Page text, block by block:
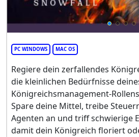
PC WINDOWS MAC OS
Regiere dein zerfallendes
die kleinlichen Bedürfnisse
Königreichsmanagement-
Spare deine Mittel, treibe
Agenten an und triff schwierige
damit dein Königreich floriert